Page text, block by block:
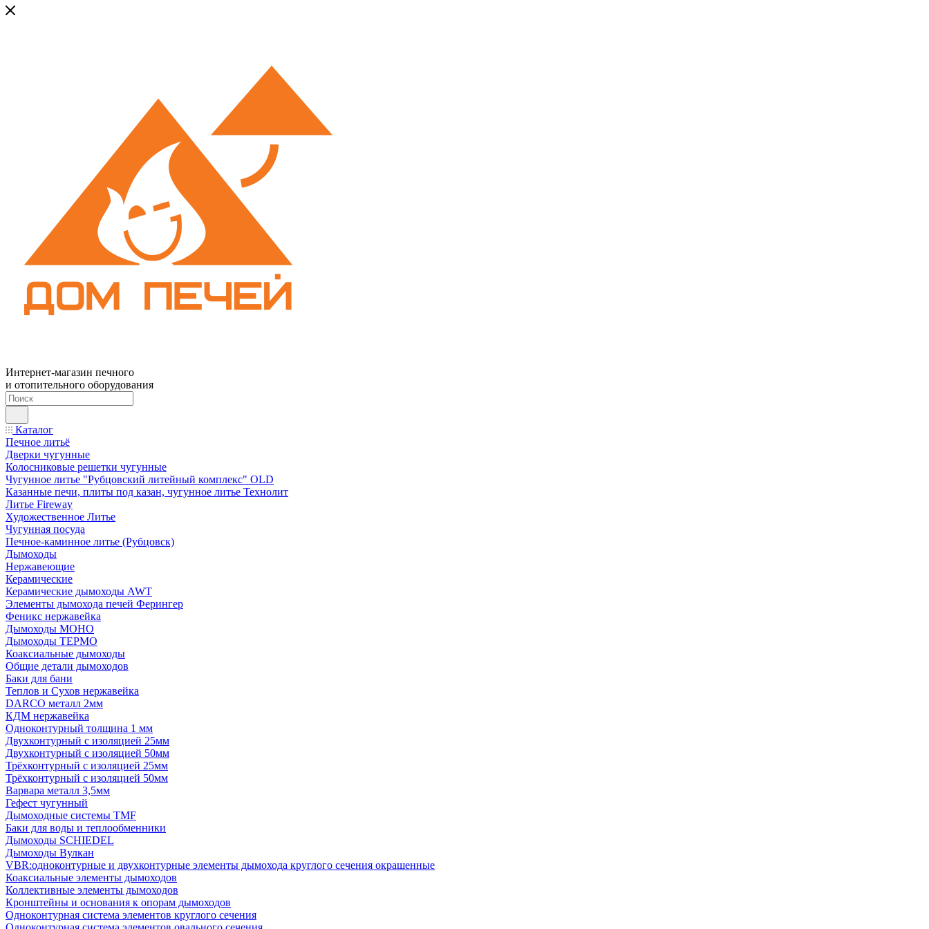
Интернет-магазин печного
и отопительного оборудования
Каталог
Печное литьё
Дверки чугунные
Колосниковые решетки чугунные
Чугунное литье "Рубцовский литейный комплекс" OLD
Казанные печи, плиты под казан, чугунное литье Технолит
Литье Fireway
Художественное Литье
Чугунная посуда
Печное-каминное литье (Рубцовск)
Дымоходы
Нержавеющие
Керамические
Керамические дымоходы AWT
Элементы дымохода печей Ферингер
Феникс нержавейка
Дымоходы МОНО
Дымоходы ТЕРМО
Коаксиальные дымоходы
Общие детали дымоходов
Баки для бани
Теплов и Сухов нержавейка
DARCO металл 2мм
КДМ нержавейка
Одноконтурный толщина 1 мм
Двухконтурный с изоляцией 25мм
Двухконтурный с изоляцией 50мм
Трёхконтурный с изоляцией 25мм
Трёхконтурный с изоляцией 50мм
Варвара металл 3,5мм
Гефест чугунный
Дымоходные системы TMF
Баки для воды и теплообменники
Дымоходы SCHIEDEL
Дымоходы Вулкан
VBR:одноконтурные и двухконтурные элементы дымохода круглого сечения окрашенные
Коаксиальные элементы дымоходов
Коллективные элементы дымоходов
Кронштейны и основания к опорам дымоходов
Одноконтурная система элементов круглого сечения